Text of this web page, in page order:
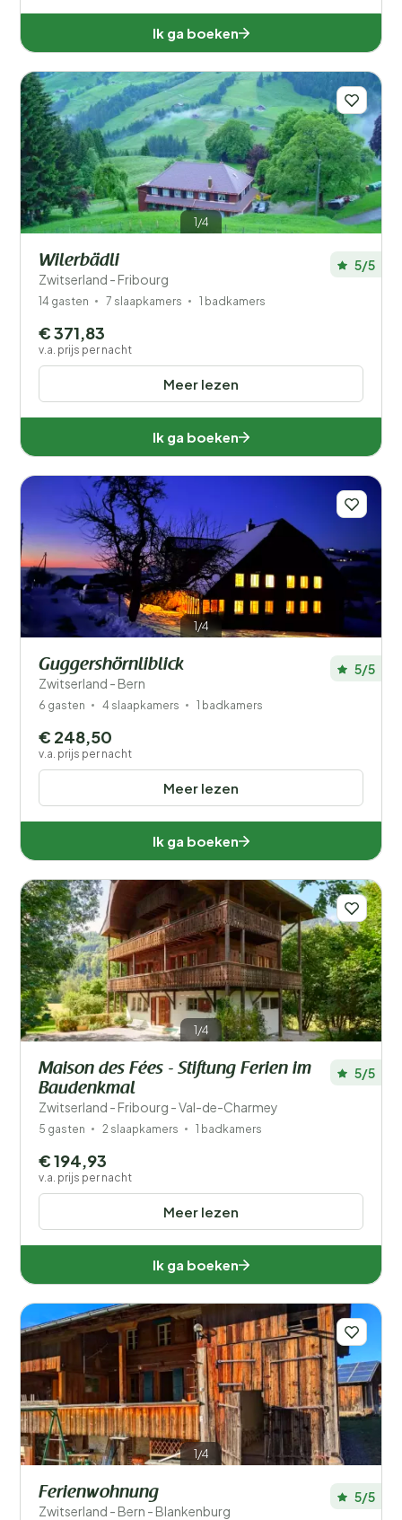
Ik ga boeken
1/4
Wilerbädli
Zwitserland - Fribourg
5/5
14 gasten 7 slaapkamers 1 badkamers
Meer lezen
€ 371,83
v.a. prijs per nacht
Ik ga boeken
1/4
Guggershörnliblick
Zwitserland - Bern
5/5
6 gasten 4 slaapkamers 1 badkamers
Meer lezen
€ 248,50
v.a. prijs per nacht
Ik ga boeken
1/4
Maison des Fées - Stiftung Ferien im
Baudenkmal
Zwitserland - Fribourg - Val-de-Charmey
5/5
5 gasten 2 slaapkamers 1 badkamers
Meer lezen
€ 194,93
v.a. prijs per nacht
Ik ga boeken
1/4
Ferienwohnung
Zwitserland - Bern - Blankenburg
5/5